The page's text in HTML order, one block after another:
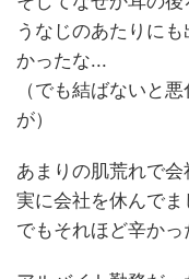
うなじのあたりに
かったな...
（でも結ばないと
が）
あまりの肌荒れで
実に会社を休んでま
でもそれほど辛かっ